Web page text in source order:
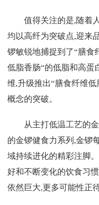
值得关注的是,随着
均以高纤为突破点,迎来
锣敏锐地捕捉到了“膳食
低脂香肠“的低脂和高蛋
维,升级推出“膳食纤维
概念的突破。
从主打低温工艺的
的金锣健食力系列,金锣
域持续进化的精彩注脚
好和不断变化的饮食习
依然巨大,更多可能性正